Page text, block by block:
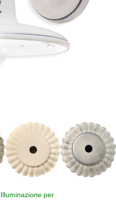
Illuminazione per